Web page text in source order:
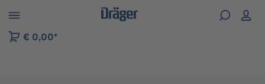
der B2B-Plattform springen
€ 0,00*